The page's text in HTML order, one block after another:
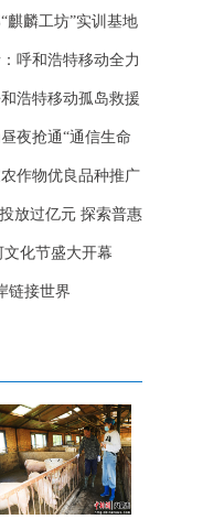
麒麟工坊”实训基地
呼和浩特移动全力
浩特移动孤岛救援
夜抢通“通信生命
作物优良品种推广
放过亿元 探索普惠
化节盛大开幕
链接世界